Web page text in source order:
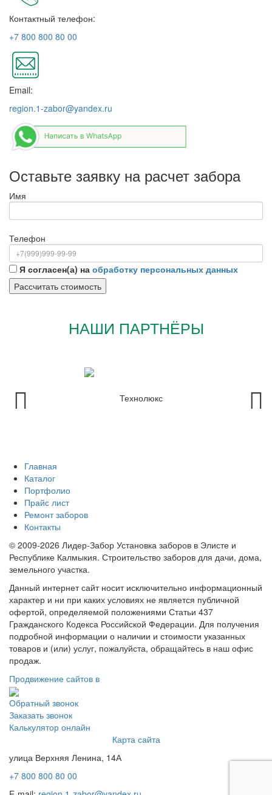
Контактный телефон:
+7 800 800 80 00
Email:
region.1-zabor@yandex.ru
Оставьте заявку на расчет забора
Имя
Телефон
Я согласен(а) на обработку персональных данных
НАШИ ПАРТНЁРЫ
Главная
Каталог
Портфолио
Прайс лист
Ремонт заборов
Контакты
© 2009-2026 Лидер-Забор Установка заборов в Элисте и
Республике Калмыкия. Строительство заборов для дачи, дома,
земельного участка.
Данный интернет сайт носит исключительно информационный
характер и ни при каких условиях не является публичной
офертой, определяемой положениями Статьи 437
Гражданского Кодекса Российской Федерации. Для получения
подробной информации о наличии и стоимости указанных
товаров и (или) услуг, пожалуйста, обращайтесь в наш офис
продаж.
Продвижение сайтов в
Обратный звонок
Заказать звонок
Калькулятор онлайн
Карта сайта
улица Верхняя Ленина, 14А
+7 800 800 80 00